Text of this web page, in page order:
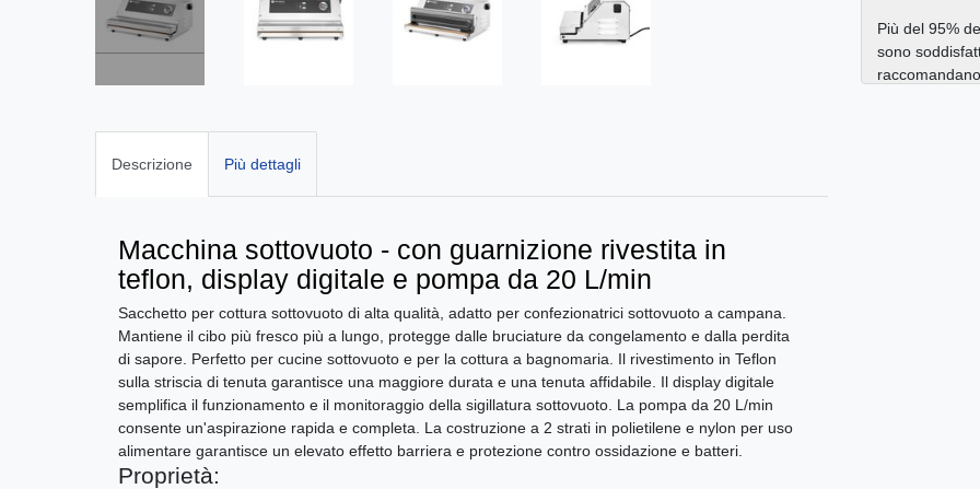
Descrizione Più dettagli
Macchina sottovuoto - con guarnizione rivestita in
teflon, display digitale e pompa da 20 L/min
Sacchetto per cottura sottovuoto di alta qualità, adatto per confezionatrici sottovuoto a campana.
Mantiene il cibo più fresco più a lungo, protegge dalle bruciature da congelamento e dalla perdita
di sapore. Perfetto per cucine sottovuoto e per la cottura a bagnomaria. Il rivestimento in Teflon
sulla striscia di tenuta garantisce una maggiore durata e una tenuta affidabile. Il display digitale
semplifica il funzionamento e il monitoraggio della sigillatura sottovuoto. La pompa da 20 L/min
consente un'aspirazione rapida e completa. La costruzione a 2 strati in polietilene e nylon per uso
alimentare garantisce un elevato effetto barriera e protezione contro ossidazione e batteri.
Proprietà:
Più del 95%
sono